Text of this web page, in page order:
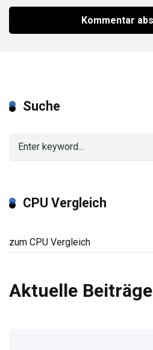
Suche
CPU Vergleich
zum CPU Vergleich
Aktuelle Beiträge